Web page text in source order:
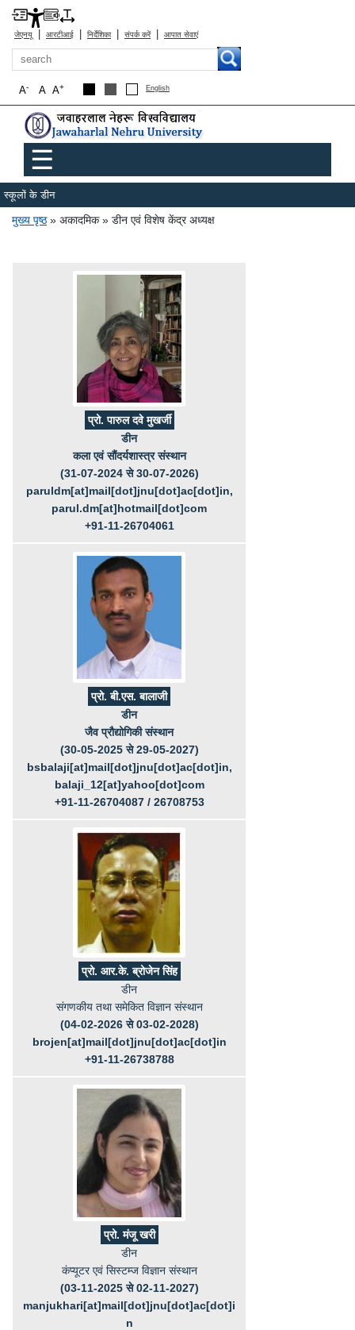
जेएनयू | आरटीआई | निर्देशिका | संपर्क करें | आपात सेवाएं
खोज
A+
A
A- English
Main menu
☰
स्कूलों के डीन
पग चिन्ह
मुख्य पृष्ठ अकादमिक डीन एवं विशेष केंद्र अध्यक्ष
प्रो. पारुल दवे मुखर्जी
डीन
कला एवं सौंदर्यशास्त्र संस्थान
(31-07-2024 से 30-07-2026)
paruldm[at]mail[dot]jnu[dot]ac[dot]in,
parul.dm[at]hotmail[dot]com
+91-11-26704061
प्रो. बी.एस. बालाजी
डीन
जैव प्रौद्योगिकी संस्थान
(30-05-2025 से 29-05-2027)
bsbalaji[at]mail[dot]jnu[dot]ac[dot]in,
balaji_12[at]yahoo[dot]com
+91-11-26704087 / 26708753
प्रो. आर.के. ब्रोजेन सिंह
डीन
संगणकीय तथा समेकित विज्ञान संस्थान
(04-02-2026 से 03-02-2028)
brojen[at]mail[dot]jnu[dot]ac[dot]in
+91-11-26738788
प्रो. मंजू खरी
डीन
कंप्यूटर एवं सिस्टम्ज विज्ञान संस्थान
(03-11-2025 से 02-11-2027)
manjukhari[at]mail[dot]jnu[dot]ac[dot]i
n